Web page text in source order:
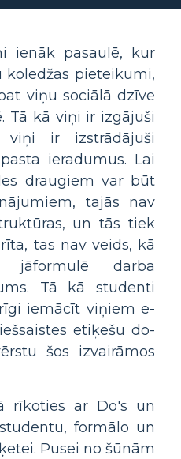
ienāk pasaulē, kur
koledžas pieteikumi,
viņu sociālā dzīve
Tā kā viņi ir izgājuši
viņi ir izstrādājuši
ieradumus. Lai
draugiem var būt
tajās nav
un tās tiek
tas nav veids, kā
jāformulē darba
Tā kā studenti
iemācīt viņiem e-
etiķešu do-
šos izvairāmos
rīkoties ar Do's un
formālo un
Pusei no šūnām